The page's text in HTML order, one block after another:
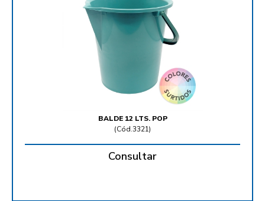
BALDE 12 LTS. POP
(Cód.3321)
Consultar